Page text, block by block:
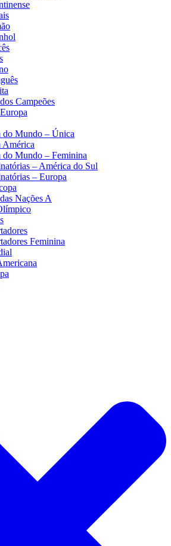
Campeões
do Mundo – Única
América
do Mundo – Feminina
– América do Sul
– Europa
Nações A
Feminina